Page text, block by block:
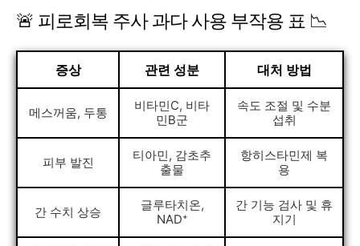
🚨 피로회복 주사 과다 사용 부작용 표 📉
증상 관련 성분 대처 방법
메스꺼움, 두통
비타민C, 비타
민B군
속도 조절 및 수분
섭취
피부 발진
티아민, 감초추
출물
항히스타민제 복
용
간 수치 상승
글루타치온,
NAD⁺
간 기능 검사 및 휴
지기